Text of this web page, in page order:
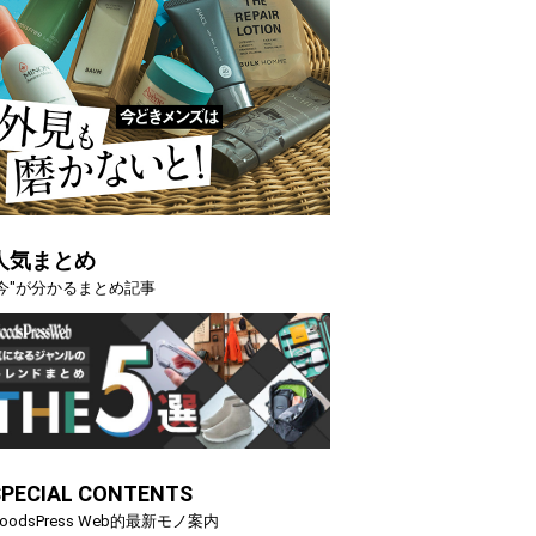
気まとめ
"が分かるまとめ記事
CONTENTS
Web的最新モノ案内